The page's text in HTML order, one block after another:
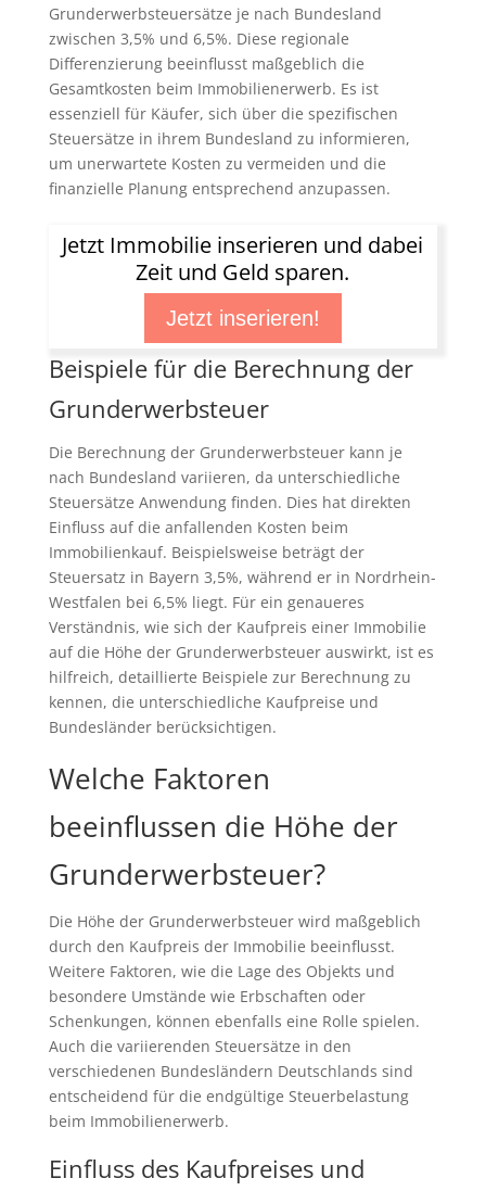
Grunderwerbsteuersätze je nach Bundesland
zwischen 3,5% und 6,5%. Diese regionale
Differenzierung beeinflusst maßgeblich die
Gesamtkosten beim Immobilienerwerb. Es ist
essenziell für Käufer, sich über die spezifischen
Steuersätze in ihrem Bundesland zu informieren,
um unerwartete Kosten zu vermeiden und die
finanzielle Planung entsprechend anzupassen.
Jetzt Immobilie inserieren und dabei
Zeit und Geld sparen.
Jetzt inserieren!
Beispiele für die Berechnung der
Grunderwerbsteuer
Die Berechnung der Grunderwerbsteuer kann je
nach Bundesland variieren, da unterschiedliche
Steuersätze Anwendung finden. Dies hat direkten
Einfluss auf die anfallenden Kosten beim
Immobilienkauf. Beispielsweise beträgt der
Steuersatz in Bayern 3,5%, während er in Nordrhein-
Westfalen bei 6,5% liegt. Für ein genaueres
Verständnis, wie sich der Kaufpreis einer Immobilie
auf die Höhe der Grunderwerbsteuer auswirkt, ist es
hilfreich, detaillierte Beispiele zur Berechnung zu
kennen, die unterschiedliche Kaufpreise und
Bundesländer berücksichtigen.
Welche Faktoren
beeinflussen die Höhe der
Grunderwerbsteuer?
Die Höhe der Grunderwerbsteuer wird maßgeblich
durch den Kaufpreis der Immobilie beeinflusst.
Weitere Faktoren, wie die Lage des Objekts und
besondere Umstände wie Erbschaften oder
Schenkungen, können ebenfalls eine Rolle spielen.
Auch die variierenden Steuersätze in den
verschiedenen Bundesländern Deutschlands sind
entscheidend für die endgültige Steuerbelastung
beim Immobilienerwerb.
Einfluss des Kaufpreises und